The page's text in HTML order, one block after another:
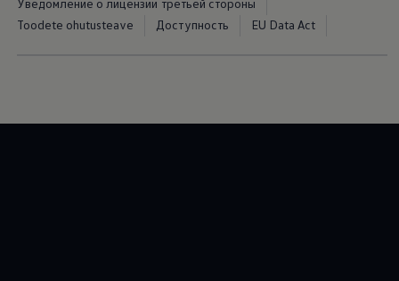
Уведомление о лицензии третьей стороны
Toodete ohutusteave
Доступность EU Data Act